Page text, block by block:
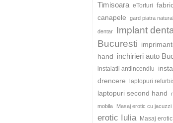
Timisoara eTorturi
canapele
gard piatra
dentar
Implant
Bucuresti
hand inchirieri auto
instalatii antiincendiu
drencere
laptopuri
laptopuri second hand
mobila Masaj erotic cu jacuzzi
erotic Iulia Masaj